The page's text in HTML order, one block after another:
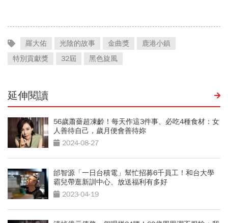
羅大佑 光陰的故事 金曲獎
鹿港小鎮
特別貢獻獎
32屆 黑色旋風
延伸閱讀
56歲蕭薔超凍齡！每天作這3件事、必吃4種食材：女
人善待自己，歲月便會善待妳
2024-08-27
邰智源「一日台積電」幫忙招募6千員工！和台大學
霸兒帶逛新訓中心、放送福利有多好
2023-04-19